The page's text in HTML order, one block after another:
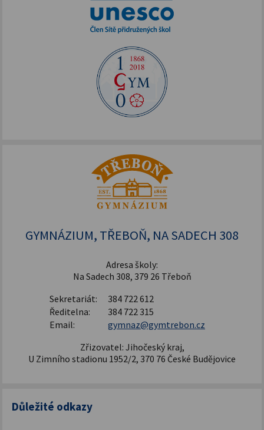
GYMNÁZIUM, TŘEBOŇ, NA SADECH 308
Adresa školy:
Na Sadech 308, 379 26 Třeboň
Sekretariát:
384 722 612
Ředitelna:
384 722 315
Email:
gymnaz@gymtrebon.cz
Zřizovatel: Jihočeský kraj,
U Zimního stadionu 1952/2, 370 76 České Budějovice
Důležité odkazy